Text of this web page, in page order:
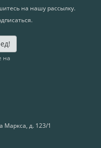
на нашу рассылку.
на
Маркса, д. 123/1